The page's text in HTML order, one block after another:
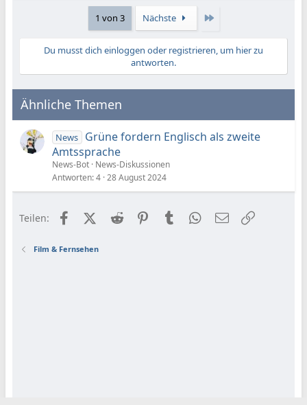
1 von 3 Nächste
Du musst dich einloggen oder registrieren, um hier zu
antworten.
Ähnliche Themen
News
Grüne fordern Englisch als zweite
Amtssprache
News-Bot News-Diskussionen
Antworten 4 28 August 2024
Teilen: FacebookX (Twitter)
Reddit PinterestTumblr WhatsApp
E-Mail
Film & Fernsehen